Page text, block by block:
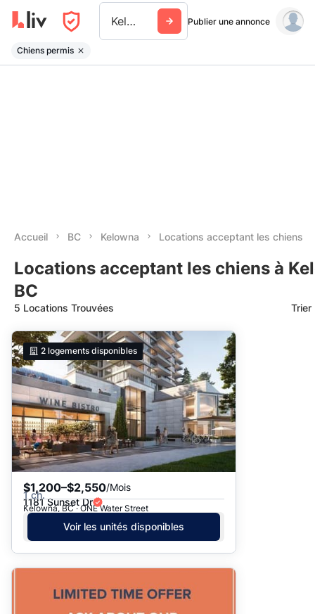
Kelowna Publier une annonce
Chiens permis
Accueil BC Kelowna Locations acceptant les chiens
Locations acceptant les chiens à
BC
5 Locations Trouvées Trier
Suggéré
Date: les plus récents d’abord
Date: les plus anciens d’abord
Prix - $$$ à $
Prix - $ à $$$
2 logements disponibles
$1,200–$2,550/Mois
1 ch.
1181 Sunset Dr
Kelowna, BC · ONE Water Street
Voir les unités disponibles